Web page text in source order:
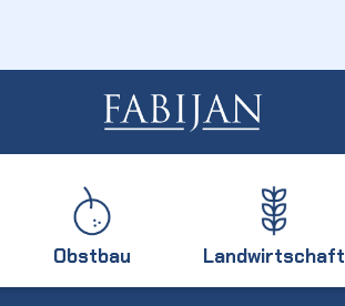
Obstbau Landwirtschaft